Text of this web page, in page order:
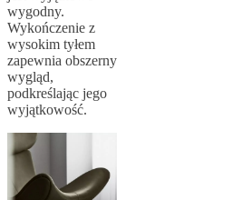
wygodny.
Wykończenie z
wysokim tyłem
zapewnia obszerny
wygląd,
podkreślając jego
wyjątkowość.